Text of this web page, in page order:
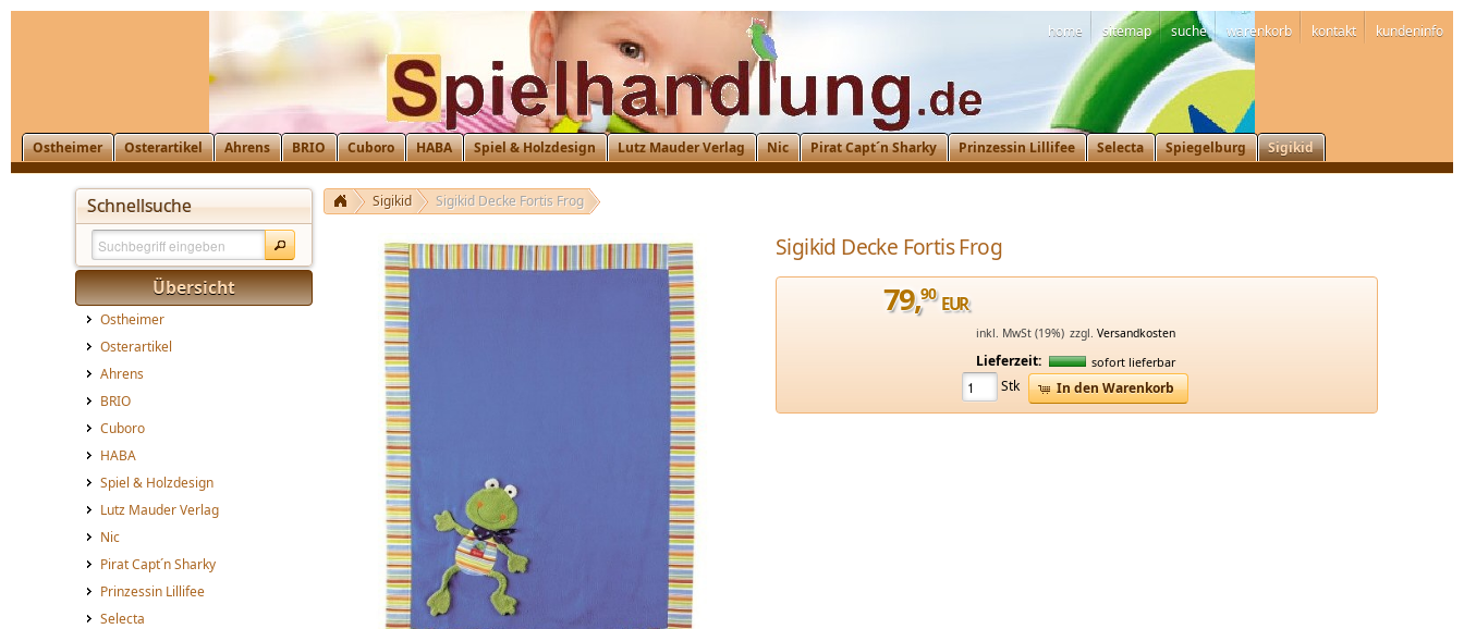
home sitemap suche warenkorb kontakt kundeninfo
Ostheimer Osterartikel Ahrens BRIO Cuboro HABA Spiel & Holzdesign Lutz Mauder Verlag Nic Pirat Capt´n Sharky Prinzessin Lillifee Selecta Spiegelburg Sigikid
Schnellsuche
Übersicht
Ostheimer
Osterartikel
Ahrens
BRIO
Cuboro
HABA
Spiel & Holzdesign
Lutz Mauder Verlag
Nic
Pirat Capt´n Sharky
Prinzessin Lillifee
Selecta
Sigikid Sigikid Decke Fortis Frog
Sigikid Decke Fortis Frog
79,90 EUR
inkl. MwSt (19%) zzgl. Versandkosten
Lieferzeit: sofort lieferbar
Stk In den Warenkorb